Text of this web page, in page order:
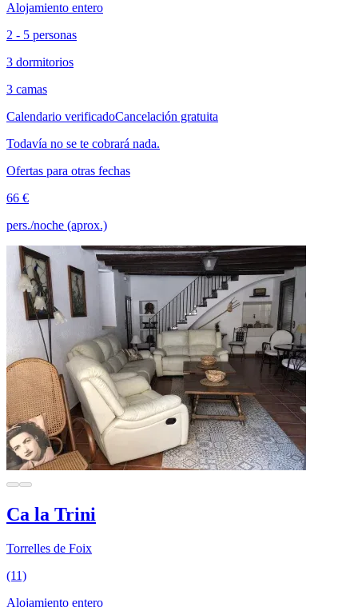
Alojamiento entero
2 - 5 personas
3 dormitorios
3 camas
Calendario verificadoCancelación gratuita
Todavía no se te cobrará nada.
Ofertas para otras fechas
66 €
pers./noche (aprox.)
Ca la Trini
Torrelles de Foix
(11)
Alojamiento entero